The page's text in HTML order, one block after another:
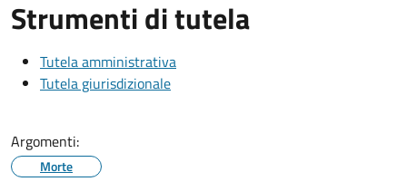
Strumenti di tutela
Tutela amministrativa
Tutela giurisdizionale
Argomenti:
Morte